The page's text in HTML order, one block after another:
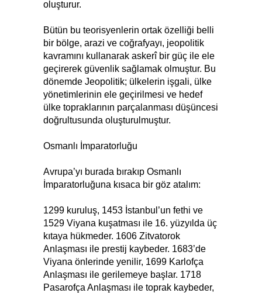
oluşturur.
Bütün bu teorisyenlerin ortak özelliği belli
bir bölge, arazi ve coğrafyayı, jeopolitik
kavramını kullanarak askerî bir güç ile ele
geçirerek güvenlik sağlamak olmuştur. Bu
dönemde Jeopolitik; ülkelerin işgali, ülke
yönetimlerinin ele geçirilmesi ve hedef
ülke topraklarının parçalanması düşüncesi
doğrultusunda oluşturulmuştur.
Osmanlı İmparatorluğu
Avrupa’yı burada bırakıp Osmanlı
İmparatorluğuna kısaca bir göz atalım:
1299 kuruluş, 1453 İstanbul’un fethi ve
1529 Viyana kuşatması ile 16. yüzyılda üç
kıtaya hükmeder. 1606 Zitvatorok
Anlaşması ile prestij kaybeder. 1683’de
Viyana önlerinde yenilir, 1699 Karlofça
Anlaşması ile gerilemeye başlar. 1718
Pasarofça Anlaşması ile toprak kaybeder,